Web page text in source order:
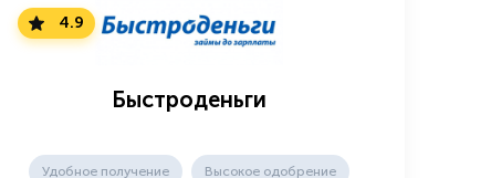
4.9
Быстроденьги
Удобное получение Высокое одобрение